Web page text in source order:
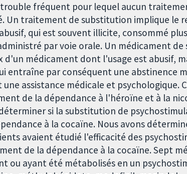
fréquent pour lequel aucun
Un traitement de substitution implique le
qui est souvent illicite, consommé
par voie orale. Un médicament
d'un médicament dont l'usage est abusif,
entraîne par conséquent une abstinence
assistance médicale et psychologique.
de la dépendance à l'héroïne et à la
si la substitution de
à la cocaïne. Nous avons
avaient étudié l'efficacité des
de la dépendance à la cocaïne. Sept
ou ayant été métabolisés en un